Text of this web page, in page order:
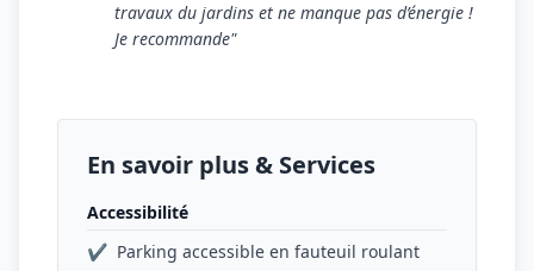
travaux du jardins et ne manque pas d’énergie !
Je recommande"
En savoir plus & Services
Accessibilité
✔ Parking accessible en fauteuil roulant